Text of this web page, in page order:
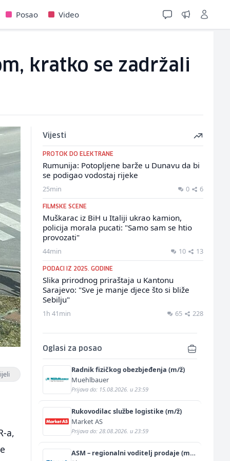
Posao Video
kratko se zadržali
a,
Vijesti
PROTOK DO ELEKTRANE
Rumunija: Potopljene barže u Dunavu da bi
se podigao vodostaj rijeke
25min 0 6
FILMSKE SCENE
Muškarac iz BiH u Italiji ukrao kamion,
policija morala pucati: "Samo sam se htio
provozati"
44min 10 13
PODACI IZ 2025. GODINE
Slika prirodnog priraštaja u Kantonu
Sarajevo: "Sve je manje djece što si bliže
Sebilju"
1h 41min 65 228
Oglasi za posao
Radnik fizičkog obezbjeđenja (m/ž)
Muehlbauer
Prijava do: 15.08.2026. u 23:59
Rukovodilac službe logistike (m/ž)
Market AS
Prijava do: 28.08.2026. u 23:59
ASM – regionalni voditelj prodaje (m/